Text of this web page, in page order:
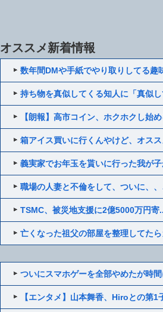
オススメ新着情報
数年間DMや手紙でやり取りしてる趣
持ち物を真似してくる知人に「真似
【朗報】高市コイン、ホクホクし始
箱アイス買いに行くんやけど、オス
義実家でお年玉を貰いに行った我が
職場の人妻と不倫をして、ついに、、
TSMC、被災地支援に2億5000万円寄
亡くなった祖父の部屋を整理してた
ついにスマホゲーを全部やめたが時
【エンタメ】山本舞香、Hiroとの第1